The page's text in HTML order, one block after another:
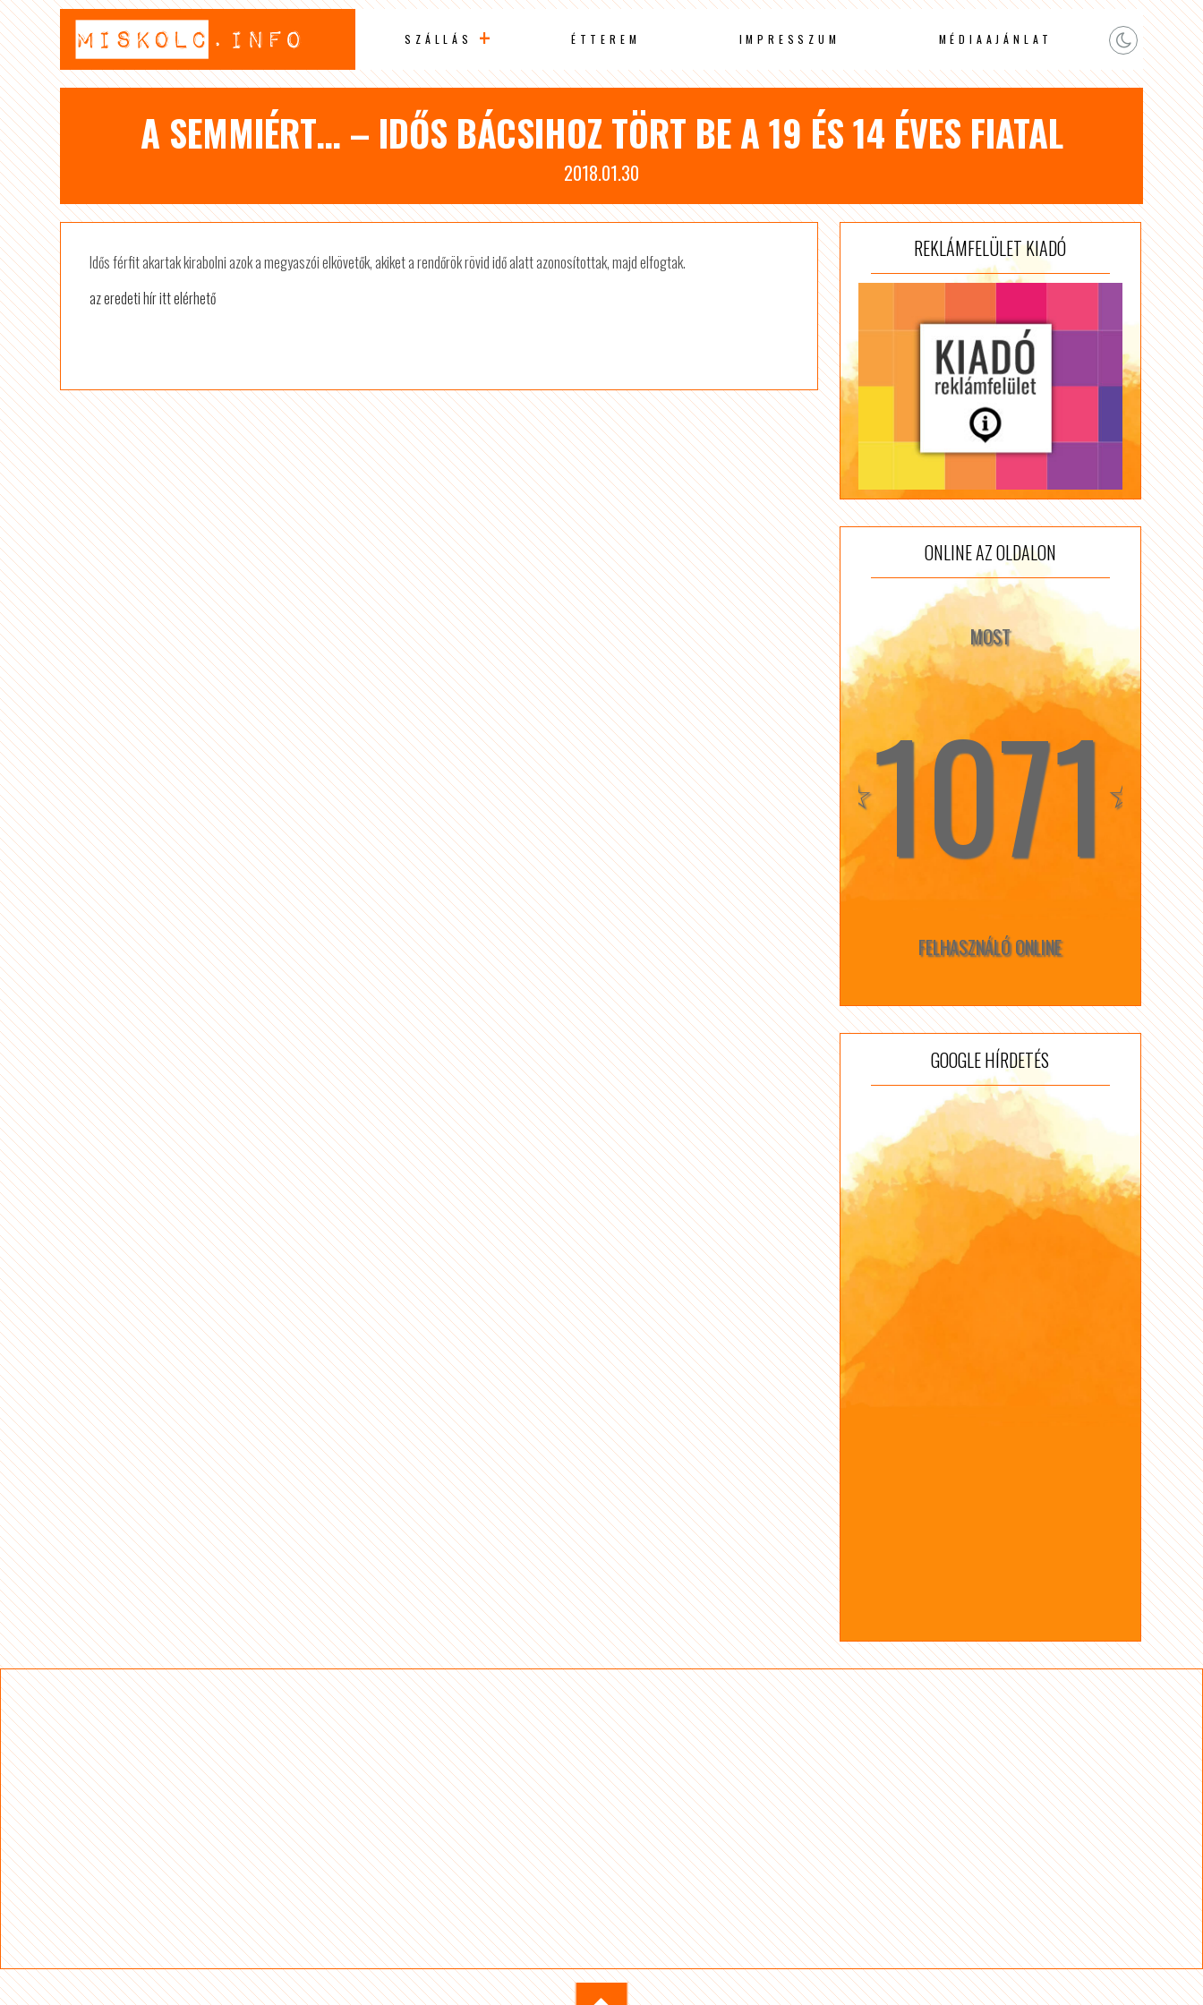
SZÁLLÁS ÉTTEREM IMPRESSZUM MÉDIAAJÁNLAT
A SEMMIÉRT… – IDŐS BÁCSIHOZ TÖRT BE A 19 ÉS 14 ÉVES FIATAL
2018.01.30
Idős férfit akartak kirabolni azok a megyaszói elkövetők, akiket a rendőrök rövid idő alatt azonosítottak, majd elfogtak.
az eredeti hír itt elérhető
REKLÁMFELÜLET KIADÓ
ONLINE AZ OLDALON
MOST
☆1071☆
FELHASZNÁLÓ ONLINE
GOOGLE HÍRDETÉS